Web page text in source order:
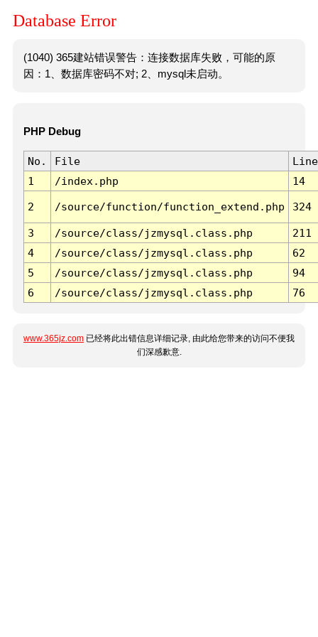
Database Error
(1040) 365建站错误警告：连接数据库失败，可能的原
因：1、数据库密码不对; 2、mysql未启动。
PHP Debug
No. File
Line
1
/index.php 14
2 /source/function/function_extend.php 324
3 /source/class/jzmysql.class.php
211
4
/source/class/jzmysql.class.php
62
5
/source/class/jzmysql.class.php
94
6
/source/class/jzmysql.class.php 76
www.365jz.com 已经将此出错信息详细记录, 由此给您带来的访问不便我
们深感歉意.